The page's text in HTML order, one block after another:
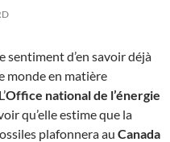
d’en savoir déjà
monde en matière
Office national de l’énergie
qu’elle estime que la
plafonnera au Canada